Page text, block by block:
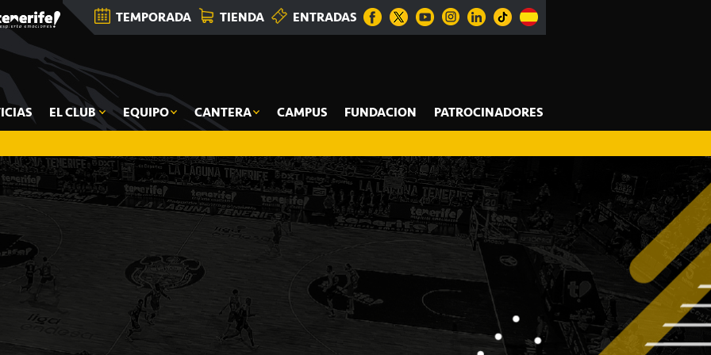
TEMPORADA TIENDA ENTRADAS
EL CLUB EQUIPO CANTERA CAMPUS FUNDACION PATROCINADORES